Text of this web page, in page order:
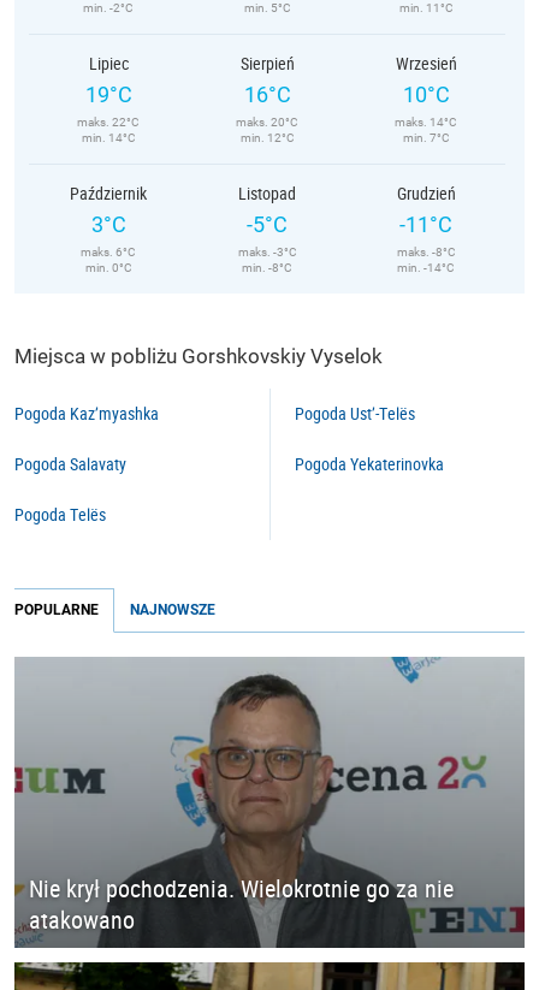
min. -2°C
min. 5°C
min. 11°C
Lipiec
19°C
maks. 22°C
min. 14°C
Sierpień
16°C
maks. 20°C
min. 12°C
Wrzesień
10°C
maks. 14°C
min. 7°C
Październik
3°C
maks. 6°C
min. 0°C
Listopad
-5°C
maks. -3°C
min. -8°C
Grudzień
-11°C
maks. -8°C
min. -14°C
Miejsca w pobliżu Gorshkovskiy Vyselok
Pogoda Kaz’myashka
Pogoda Salavaty
Pogoda Telës
Pogoda Ust’-Telës
Pogoda Yekaterinovka
POPULARNE NAJNOWSZE
Nie krył pochodzenia. Wielokrotnie go za nie
atakowano